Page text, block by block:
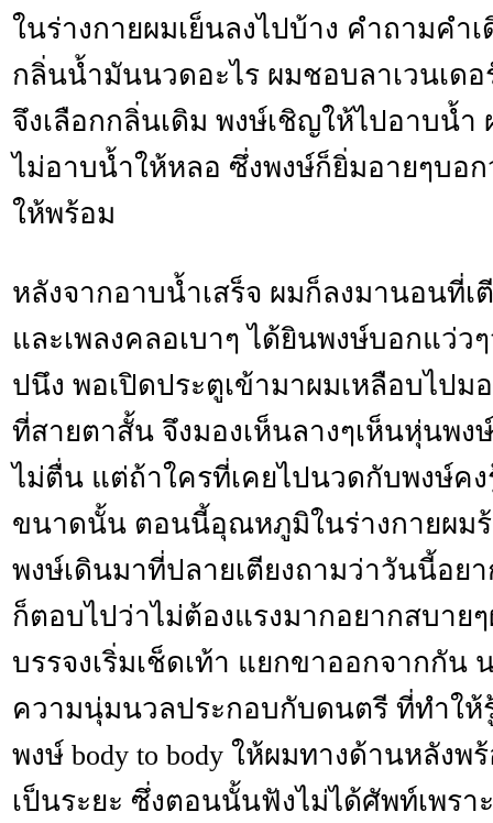
ในร่างกายผมเย็นลงไปบ้าง คำถามคำ
กลิ่นน้ำมันนวดอะไร ผมชอบลาเวนเดอ
จึงเลือกกลิ่นเดิม พงษ์เชิญให้ไปอาบน้ำ
ไม่อาบน้ำให้หลอ ซึ่งพงษ์ก็ยิ่มอายๆบอ
ให้พร้อม
หลังจากอาบน้ำเสร็จ ผมก็ลงมานอนที่เ
และเพลงคลอเบาๆ ได้ยินพงษ์บอกแว่ว
ปนึง พอเปิดประตูเข้ามาผมเหลือบไปม
ที่สายตาสั้น จึงมองเห็นลางๆเห็นหุ่นพง
ไม่ตื่น แต่ถ้าใครที่เคยไปนวดกับพงษ์ค
ขนาดนั้น ตอนนี้อุณหภูมิในร่างกายผม
พงษ์เดินมาที่ปลายเตียงถามว่าวันนี้อย
ก็ตอบไปว่าไม่ต้องแรงมากอยากสบาย
บรรจงเริ่มเช็ดเท้า แยกขาออกจากกัน
ความนุ่มนวลประกอบกับดนตรี ที่ทำให้
พงษ์ body to body ให้ผมทางด้านหลัง
เป็นระยะ ซึ่งตอนนั้นฟังไม่ได้ศัพท์เพรา